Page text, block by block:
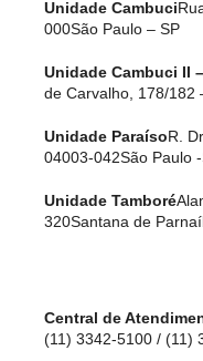
Unidade Cambuci
000São Paulo – SP
Unidade Cambuci II
de Carvalho, 178/182
Unidade ParaísoR.
04003-042São Paulo
Unidade Tamboré
320Santana de
Central de
(11) 3342-5100 / (11)